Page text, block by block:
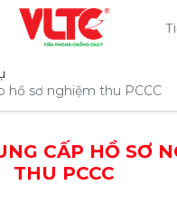
hồ sơ nghiệm thu PCCC
CẤP HỒ SƠ
THU PCCC